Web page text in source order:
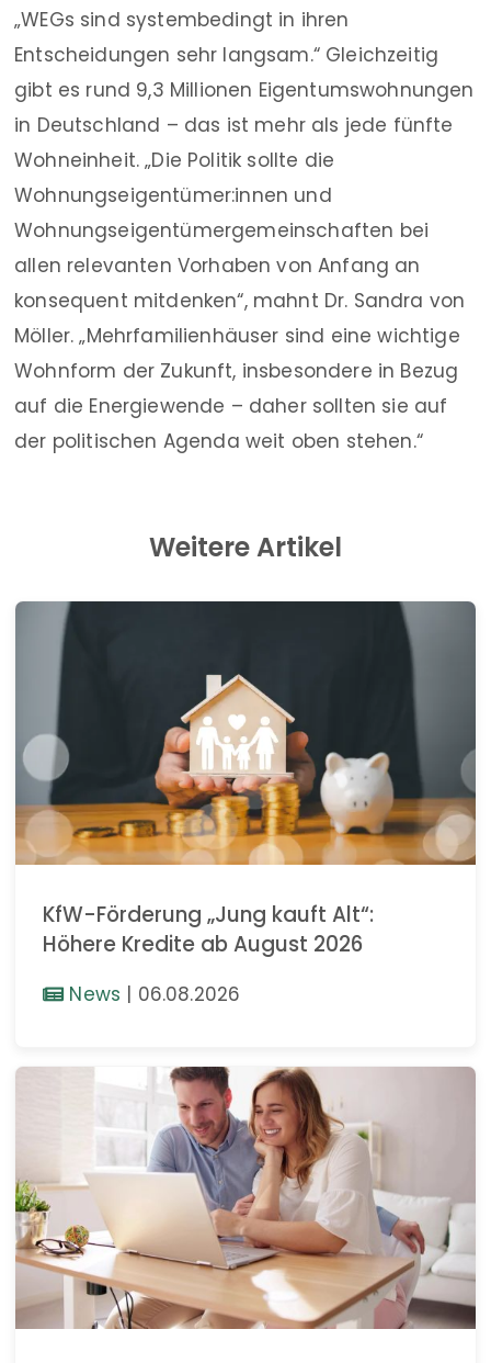
„WEGs sind systembedingt in ihren
Entscheidungen sehr langsam.“ Gleichzeitig
gibt es rund 9,3 Millionen Eigentumswohnungen
in Deutschland – das ist mehr als jede fünfte
Wohneinheit. „Die Politik sollte die
Wohnungseigentümer:innen und
Wohnungseigentümergemeinschaften bei
allen relevanten Vorhaben von Anfang an
konsequent mitdenken“, mahnt Dr. Sandra von
Möller. „Mehrfamilienhäuser sind eine wichtige
Wohnform der Zukunft, insbesondere in Bezug
auf die Energiewende – daher sollten sie auf
der politischen Agenda weit oben stehen.“
Weitere Artikel
KfW-Förderung „Jung kauft Alt“:
Höhere Kredite ab August 2026
News | 06.08.2026